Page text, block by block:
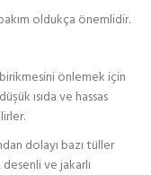
oldukça önemlidir.
önlemek için
ısıda ve hassas
dolayı bazı tüller
ve jakarlı